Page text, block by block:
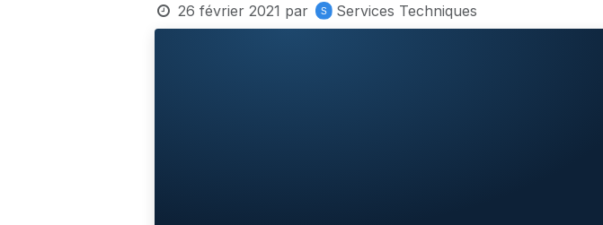
26 février 2021 par Services Techniques